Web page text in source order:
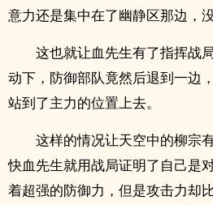
意力还是集中在了幽静区那边，
这也就让血先生有了指挥战
动下，防御部队竟然后退到一边
站到了主力的位置上去。
这样的情况让天空中的柳宗
快血先生就用战局证明了自己是
着超强的防御力，但是攻击力却